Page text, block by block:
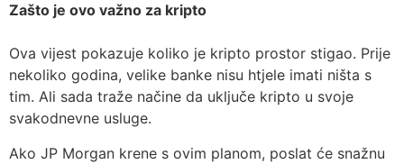
Zašto je ovo važno za kripto
Ova vijest pokazuje koliko je kripto prostor stigao. Prije
nekoliko godina, velike banke nisu htjele imati ništa s
tim. Ali sada traže načine da uključe kripto u svoje
svakodnevne usluge.
Ako JP Morgan krene s ovim planom, poslat će snažnu